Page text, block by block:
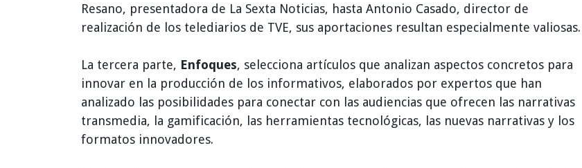
Resano, presentadora de La Sexta Noticias, hasta Antonio Casado, director de
realización de los telediarios de TVE, sus aportaciones resultan especialmente valiosas.
La tercera parte, Enfoques, selecciona artículos que analizan aspectos concretos para
innovar en la producción de los informativos, elaborados por expertos que han
analizado las posibilidades para conectar con las audiencias que ofrecen las narrativas
transmedia, la gamificación, las herramientas tecnológicas, las nuevas narrativas y los
formatos innovadores.